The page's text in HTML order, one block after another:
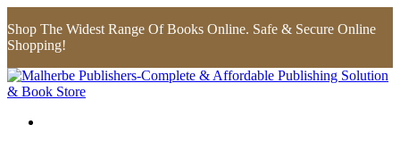
Shop The Widest Range Of Books Online. Safe & Secure Online
Shopping!